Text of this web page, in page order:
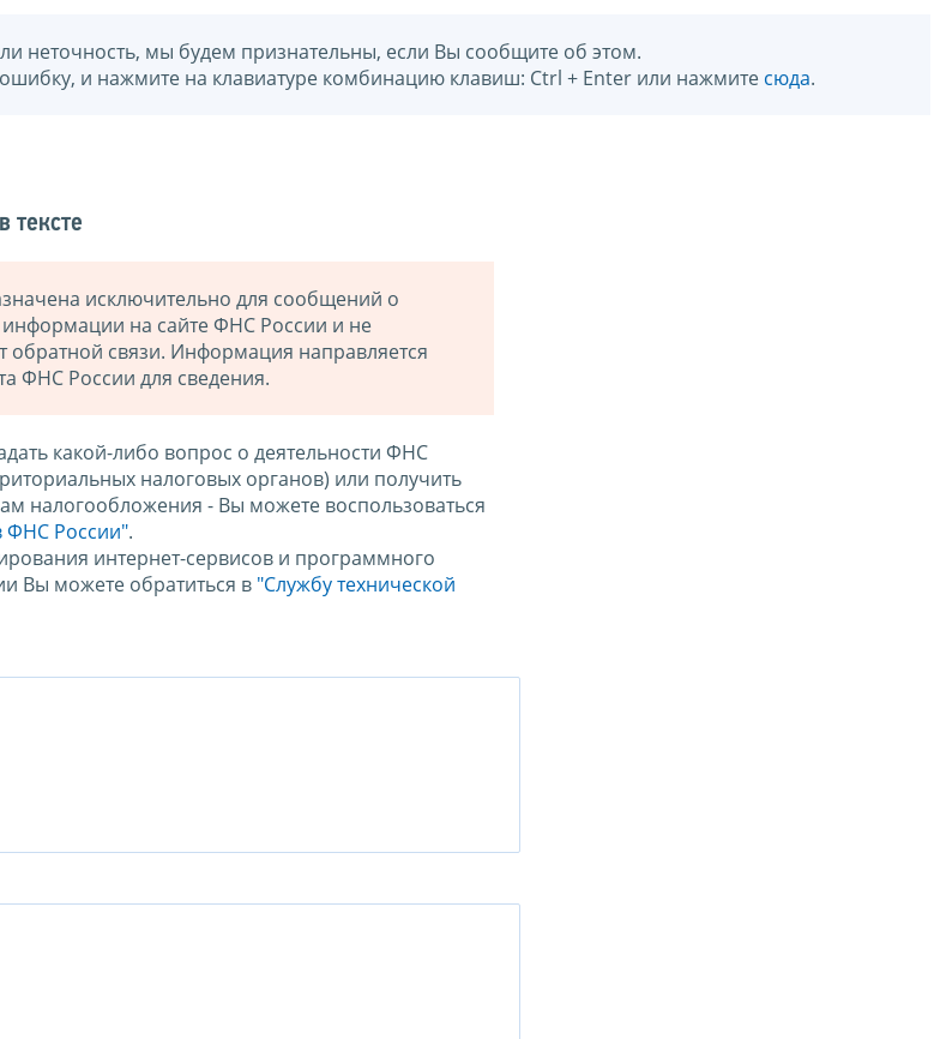
неточность, мы будем признательны, если Вы сообщите об этом.
и нажмите на клавиатуре комбинацию клавиш: Ctrl + Enter или нажмите сюда.
тексте
исключительно для сообщений о
информации на сайте ФНС России и не
обратной связи. Информация направляется
ФНС России для сведения.
какой-либо вопрос о деятельности ФНС
налоговых органов) или получить
налогообложения - Вы можете воспользоваться
ФНС России".
интернет-сервисов и программного
Вы можете обратиться в "Службу технической